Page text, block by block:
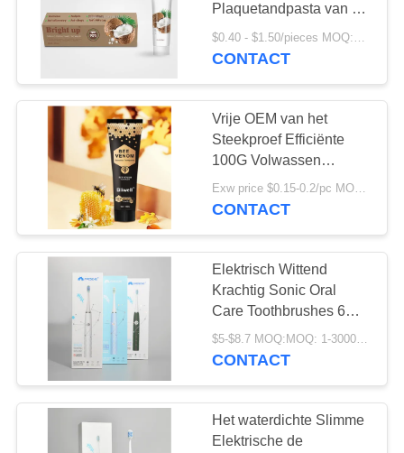
ONGEVEER
ONS
FABRIEKSREIS
KWALITEITSCONTROLE
CONTACTEER
VERZOEK
EEN
CITAAT
Tanden die
Tandpasta's witten
58
De Tandpasta van
het fruitaroma
Plaquetandpasta van de
Kokosnotenolie
$0.40 - $1.50/pieces MOQ:240 Stukken
CONTACT
Vrije OEM van het
Steekproef Efficiënte
100G Volwassen
Huishouden Gingival de
Zorgtandpasta van het
Exw price $0.15-0.2/pc MOQ:500pcs-30000pcs
CONTACT
Elektrisch Wittend
Krachtig Sonic Oral
Care Toothbrushes 6
Wijzeoem
Douaneembleem
$5-$8.7 MOQ:MOQ: 1-3000PCS
CONTACT
Het waterdichte Slimme
Elektrische de